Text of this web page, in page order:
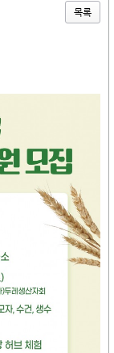
목록